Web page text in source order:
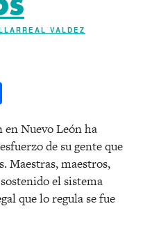
VALDEZ
en Nuevo León ha
de su gente que
Maestras, maestros,
el sistema
que lo regula se fue